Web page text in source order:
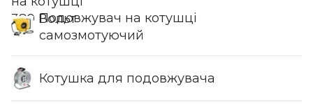
Подовжувач на котушці
самозмотуючий
Котушка для подовжувача